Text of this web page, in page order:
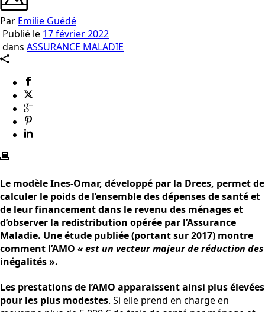
Par Emilie Guédé
Publié le 17 février 2022
dans ASSURANCE MALADIE
Le modèle Ines-Omar, développé par la Drees, permet de
calculer le poids de l’ensemble des dépenses de santé et
de leur financement dans le revenu des ménages et
d’observer la redistribution opérée par l’Assurance
Maladie. Une étude publiée (portant sur 2017) montre
comment l’AMO « est un vecteur majeur de réduction des
inégalités ».
Les prestations de l’AMO apparaissent ainsi plus élevées
pour les plus modestes. Si elle prend en charge en